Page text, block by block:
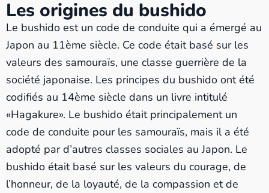
Les origines du bushido
Le bushido est un code de conduite qui a émergé au
Japon au 11ème siècle. Ce code était basé sur les
valeurs des samouraïs, une classe guerrière de la
société japonaise. Les principes du bushido ont été
codifiés au 14ème siècle dans un livre intitulé
«Hagakure». Le bushido était principalement un
code de conduite pour les samouraïs, mais il a été
adopté par d’autres classes sociales au Japon. Le
bushido était basé sur les valeurs du courage, de
l’honneur, de la loyauté, de la compassion et de